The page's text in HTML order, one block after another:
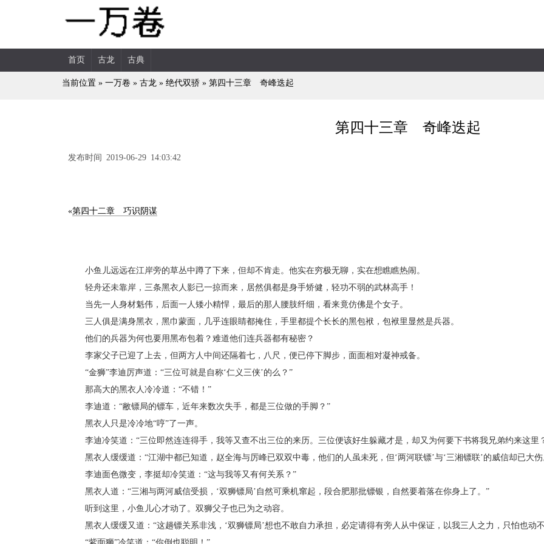
首页 古龙 古典
当前位置 » 一万卷 » 古龙 » 绝代双骄 » 第四十三章 奇峰迭起
第四十三章 奇峰迭起
发布时间 2019-06-29 14:03:42
«第四十二章 巧识阴谋
小鱼儿远远在江岸旁的草丛中蹲了下来，但却不肯走。他实在穷极无聊，实在想瞧瞧热闹。
轻舟还未靠岸，三条黑衣人影已一掠而来，居然俱都是身手矫健，轻功不弱的武林高手！
当先一人身材魁伟，后面一人矮小精悍，最后的那人腰肢纤细，看来竟仿佛是个女子。
三人俱是满身黑衣，黑巾蒙面，几乎连眼睛都掩住，手里都提个长长的黑包袱，包袱里显然是兵器。
他们的兵器为何也要用黑布包着？难道他们连兵器都有秘密？
李家父子已迎了上去，但两方人中间还隔着七，八尺，便已停下脚步，面面相对凝神戒备。
“金狮”李迪厉声道：“三位可就是自称‘仁义三侠’的么？”
那高大的黑衣人冷冷道：“不错！”
李迪道：“敝镖局的镖车，近年来数次失手，都是三位做的手脚？”
黑衣人只是冷冷地“哼”了一声。
李迪冷笑道：“三位即然连连得手，我等又查不出三位的来历。三位便该好生躲藏才是，却又为何要下书将我兄弟约来这里
黑衣人缓缓道：“江湖中都已知道，赵全海与厉峰已双双中毒，他们的人虽未死，但‘两河联镖’与‘三湘镖联’的威信却已大伤
李迪面色微变，李挺却冷笑道：“这与我等又有何关系？”
黑衣人道：“三湘与两河威信受损，‘双狮镖局’自然可乘机窜起，段合肥那批镖银，自然要着落在你身上了。”
听到这里，小鱼儿心才动了。双狮父子也已为之动容。
黑衣人缓缓又道：“这趟镖关系非浅，‘双狮镖局’想也不敢自力承担，必定请得有旁人从中保证，以我三人之力，只怕也动